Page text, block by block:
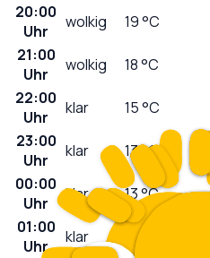
20:00
Uhr
wolkig 19°C
21:00
Uhr
wolkig 18°C
22:00
Uhr
klar 15°C
23:00
Uhr
klar 13°C
00:00
Uhr
klar 13°C
01:00
Uhr
klar 12°C